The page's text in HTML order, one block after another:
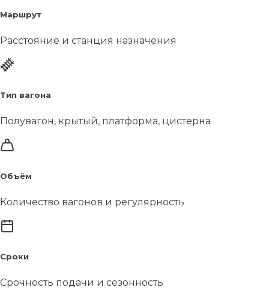
Маршрут
Расстояние и станция назначения
Тип вагона
Полувагон, крытый, платформа, цистерна
Объём
Количество вагонов и регулярность
Сроки
Срочность подачи и сезонность